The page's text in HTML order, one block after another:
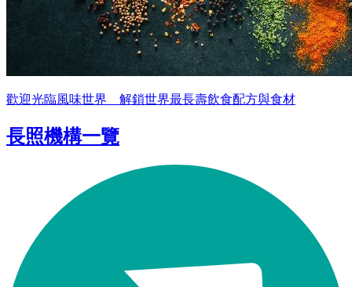
歡迎光臨風味世界 解鎖世界最長壽飲食配方與食材
長照機構一覽